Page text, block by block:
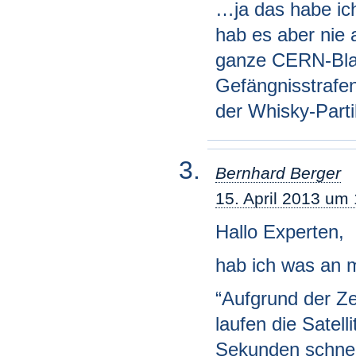
…ja das habe
hab es aber nie
ganze CERN-
der Whisky-
Bernhard Berger
15. April 2013 um
Hallo Experten,
hab ich was an
“Aufgrund der
laufen die
Sekunden